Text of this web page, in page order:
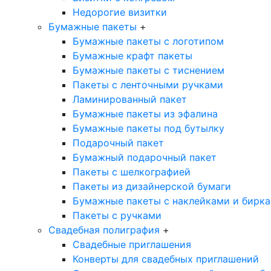
Недорогие визитки
Бумажные пакеты +
Бумажные пакеты с логотипом
Бумажные крафт пакеты
Бумажные пакеты с тиснением
Пакеты с ленточными ручками
Ламинированный пакет
Бумажные пакеты из эфалина
Бумажные пакеты под бутылку
Подарочный пакет
Бумажный подарочный пакет
Пакеты с шелкографией
Пакеты из дизайнерской бумаги
Бумажные пакеты с наклейками и
Пакеты с ручками
Свадебная полиграфия +
Свадебные приглашения
Конверты для свадебных приглашений